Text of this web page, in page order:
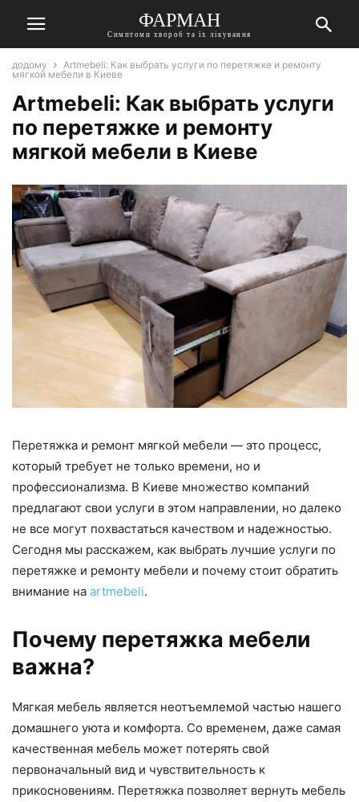
ФАРМАН
Симптоми хвороб та їх лікування
додому
Artmebeli: Как выбрать услуги по перетяжке и ремонту
мягкой мебели в Киеве
Artmebeli: Как выбрать услуги
по перетяжке и ремонту
мягкой мебели в Киеве
Перетяжка и ремонт мягкой мебели — это процесс,
который требует не только времени, но и
профессионализма. В Киеве множество компаний
предлагают свои услуги в этом направлении, но далеко
не все могут похвастаться качеством и надежностью.
Сегодня мы расскажем, как выбрать лучшие услуги по
перетяжке и ремонту мебели и почему стоит обратить
внимание на artmebeli.
Почему перетяжка мебели
важна?
Мягкая мебель является неотъемлемой частью нашего
домашнего уюта и комфорта. Со временем, даже самая
качественная мебель может потерять свой
первоначальный вид и чувствительность к
прикосновениям. Перетяжка позволяет вернуть мебель